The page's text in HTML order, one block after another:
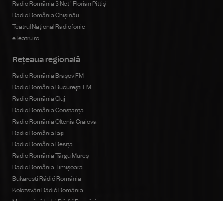
Radio România 3 Net "Florian Pittiş"
Radio România Chișinău
Teatrul Național Radiofonic
eTeatru.ro
Rețeaua regională
Radio România Brașov FM
Radio România Bucureşti FM
Radio România Cluj
Radio România Constanța
Radio România Oltenia Craiova
Radio România Iași
Radio România Reșița
Radio România Târgu Mureș
Radio România Timișoara
Bukaresti Rádió Románia
Kolozsvári Rádió Románia